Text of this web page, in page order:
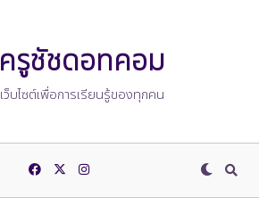
ครูชัชดอทคอม
เว็บไซต์เพื่อการเรียนรู้ของทุกคน